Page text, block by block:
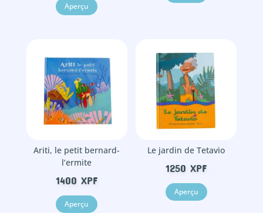
Aperçu
Ariti, le petit bernard-
l’ermite
1400XPF
Aperçu
Le jardin de Tetavio
1250XPF
Aperçu